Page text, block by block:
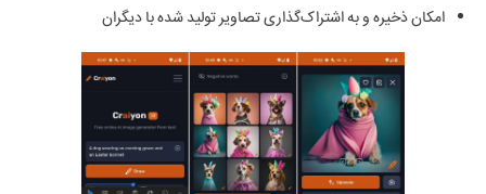
امکان ذخیره و به اشتراک‌گذاری تصاویر تولید شده با دیگران